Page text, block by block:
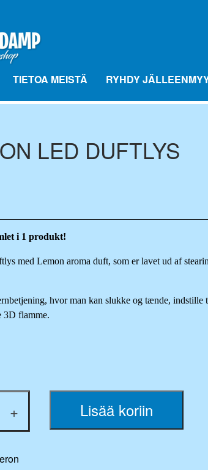
FLAVOURBALL
TIETOA MEISTÄ RYHDY
LED DUFTLYS
i 1 produkt!
med Lemon aroma duft, som er lavet ud af
hvor man kan slukke og tænde, indstille
3D flamme.
er kendt for sin opløftende og opkvikkende effekt.
mere energisk atmosfære i rummet.
og rene duft af citron kan have en positiv
+ Lisää koriin